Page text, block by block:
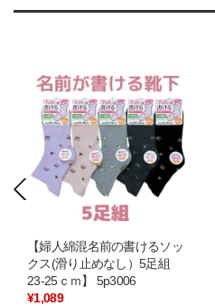
【婦人綿混名前の書けるソッ
クス(滑り止めなし）5足組
23-25ｃｍ】 5p3006
¥1,089